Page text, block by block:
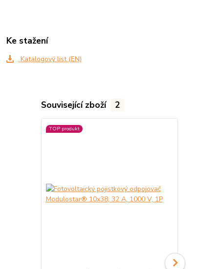
Ke stažení
Katalogový list (EN)
Související zboží 2
TOP produkt